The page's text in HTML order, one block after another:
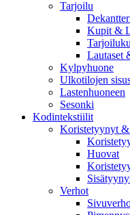
Tarjoilu
Kupit &
Lautaset
Kylpyhuone
Ulkotilojen
Lastenhuoneen
Sesonki
Kodintekstiilit
Koristetyynyt
Huovat
Verhot